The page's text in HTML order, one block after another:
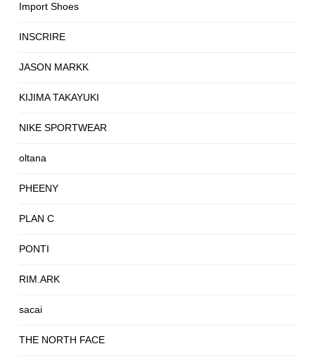
Import Shoes
INSCRIRE
JASON MARKK
KIJIMA TAKAYUKI
NIKE SPORTWEAR
oltana
PHEENY
PLAN C
PONTI
RIM.ARK
sacai
THE NORTH FACE